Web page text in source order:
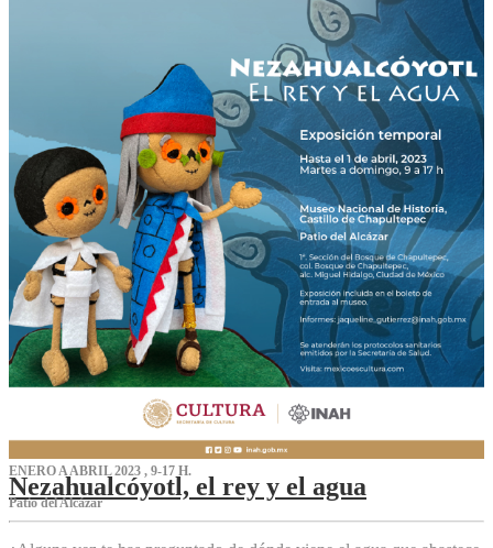
ENERO A ABRIL 2023 , 9-17 H.
Nezahualcóyotl, el rey y el agua
Patio del Alcázar